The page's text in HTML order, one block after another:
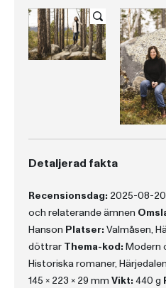
Detaljerad fakta
Recensionsdag: 2025-08-20
och relaterande ämnen
Hanson Platser: Valmåsen,
döttrar Thema-kod: Modern
Historiska romaner, Härjedalen
145 x 223 x 29 mm Vikt: 440 g